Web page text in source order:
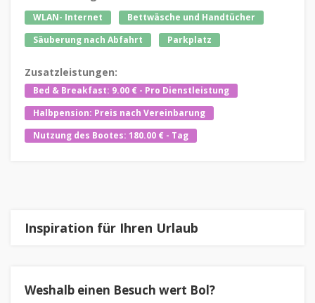
WLAN- Internet
Bettwäsche und Handtücher
Säuberung nach Abfahrt
Parkplatz
Zusatzleistungen:
Bed & Breakfast: 9.00 € - Pro Dienstleistung
Halbpension: Preis nach Vereinbarung
Nutzung des Bootes: 180.00 € - Tag
Inspiration für Ihren Urlaub
Weshalb einen Besuch wert Bol?